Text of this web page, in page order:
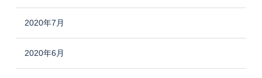
2020年7月
2020年6月